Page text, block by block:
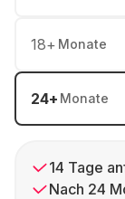
18+ Monate
24+ Monate
14 Tage
Nach 24